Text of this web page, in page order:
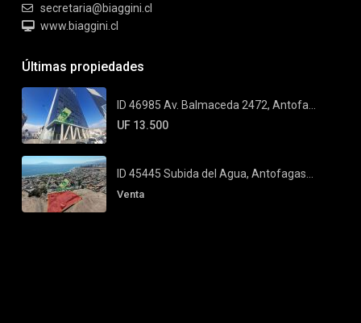
secretaria@biaggini.cl
www.biaggini.cl
Últimas propiedades
ID 46985 Av. Balmaceda 2472, Antofa...
UF 13.500
ID 45445 Subida del Agua, Antofagas...
Venta